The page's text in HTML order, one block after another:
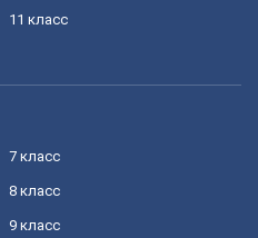
11 класс
7 класс
8 класс
9 класс